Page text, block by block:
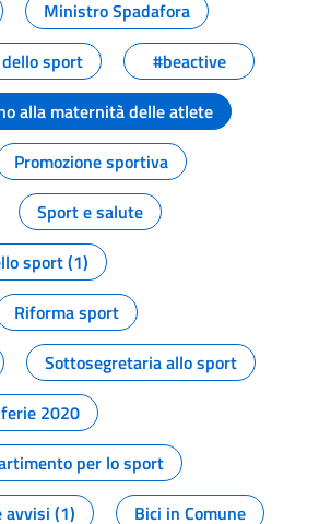
Ministro Spadafora
sport
#beactive
alla maternità delle atlete
Promozione sportiva
Sport e salute
sport (1)
Riforma sport
Sottosegretaria allo sport
2020
per lo sport
avvisi (1) Bici in Comune